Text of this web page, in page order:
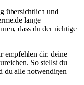
übersichtlich und
lange
dass du der richtige
empfehlen dir, deine
So stellst du
du alle notwendigen